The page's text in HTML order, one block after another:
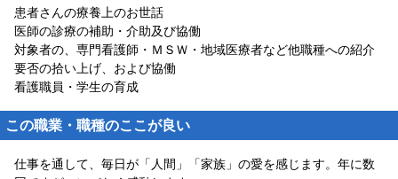
患者さんの療養上のお世話
医師の診療の補助・介助及び協働
対象者の、専門看護師・ＭＳＷ・地域医療者など他職種への紹介
要否の拾い上げ、および協働
看護職員・学生の育成
この職業・職種のここが良い
仕事を通して、毎日が「人間」「家族」の愛を感じます。年に数